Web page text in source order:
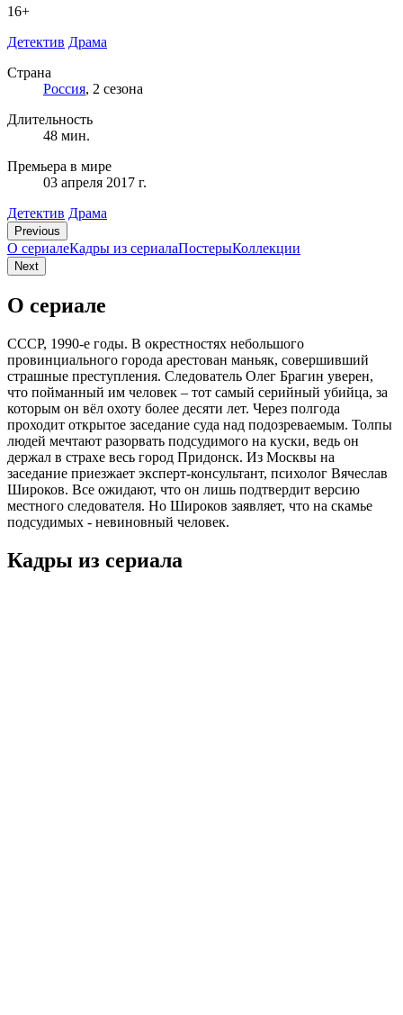
16+
Детектив Драма
Страна
Россия, 2 сезона
Длительность
48 мин.
Премьера в мире
03 апреля 2017 г.
Детектив Драма
Previous
О сериалеКадры из сериалaПостерыКоллекции
Next
О сериале
СССР, 1990-е годы. В окрестностях небольшого
провинциального города арестован маньяк, совершивший
страшные преступления. Следователь Олег Брагин уверен,
что пойманный им человек – тот самый серийный убийца, за
которым он вёл охоту более десяти лет. Через полгода
проходит открытое заседание суда над подозреваемым. Толпы
людей мечтают разорвать подсудимого на куски, ведь он
держал в страхе весь город Придонск. Из Москвы на
заседание приезжает эксперт-консультант, психолог Вячеслав
Широков. Все ожидают, что он лишь подтвердит версию
местного следователя. Но Широков заявляет, что на скамье
подсудимых - невиновный человек.
Кадры из сериалa